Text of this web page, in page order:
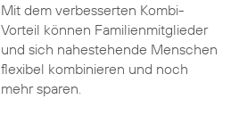
Mit dem verbesserten Kombi-
Vorteil können Familienmitglieder
und sich nahestehende Menschen
flexibel kombinieren und noch
mehr sparen.